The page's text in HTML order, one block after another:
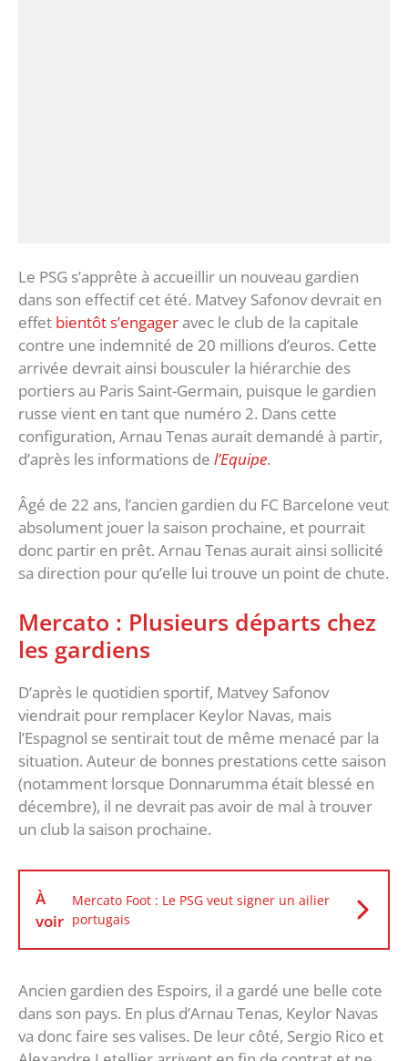
Le PSG s’apprête à accueillir un nouveau gardien
dans son effectif cet été. Matvey Safonov devrait en
effet bientôt s’engageravec le club de la capitale
contre une indemnité de 20 millions d’euros. Cette
arrivée devrait ainsi bousculer la hiérarchie des
portiers au Paris Saint-Germain, puisque le gardien
russe vient en tant que numéro 2. Dans cette
configuration, Arnau Tenas aurait demandé à partir,
d’après les informations de l’Equipe.
Âgé de 22 ans, l’ancien gardien du FC Barcelone veut
absolument jouer la saison prochaine, et pourrait
donc partir en prêt. Arnau Tenas aurait ainsi sollicité
sa direction pour qu’elle lui trouve un point de chute.
Mercato : Plusieurs départs chez
les gardiens
D’après le quotidien sportif, Matvey Safonov
viendrait pour remplacer Keylor Navas, mais
l’Espagnol se sentirait tout de même menacé par la
situation. Auteur de bonnes prestations cette saison
(notamment lorsque Donnarumma était blessé en
décembre), il ne devrait pas avoir de mal à trouver
un club la saison prochaine.
À
voir
Mercato Foot : Le PSG veut signer un ailier
portugais
Ancien gardien des Espoirs, il a gardé une belle cote
dans son pays. En plus d’Arnau Tenas, Keylor Navas
va donc faire ses valises. De leur côté, Sergio Rico et